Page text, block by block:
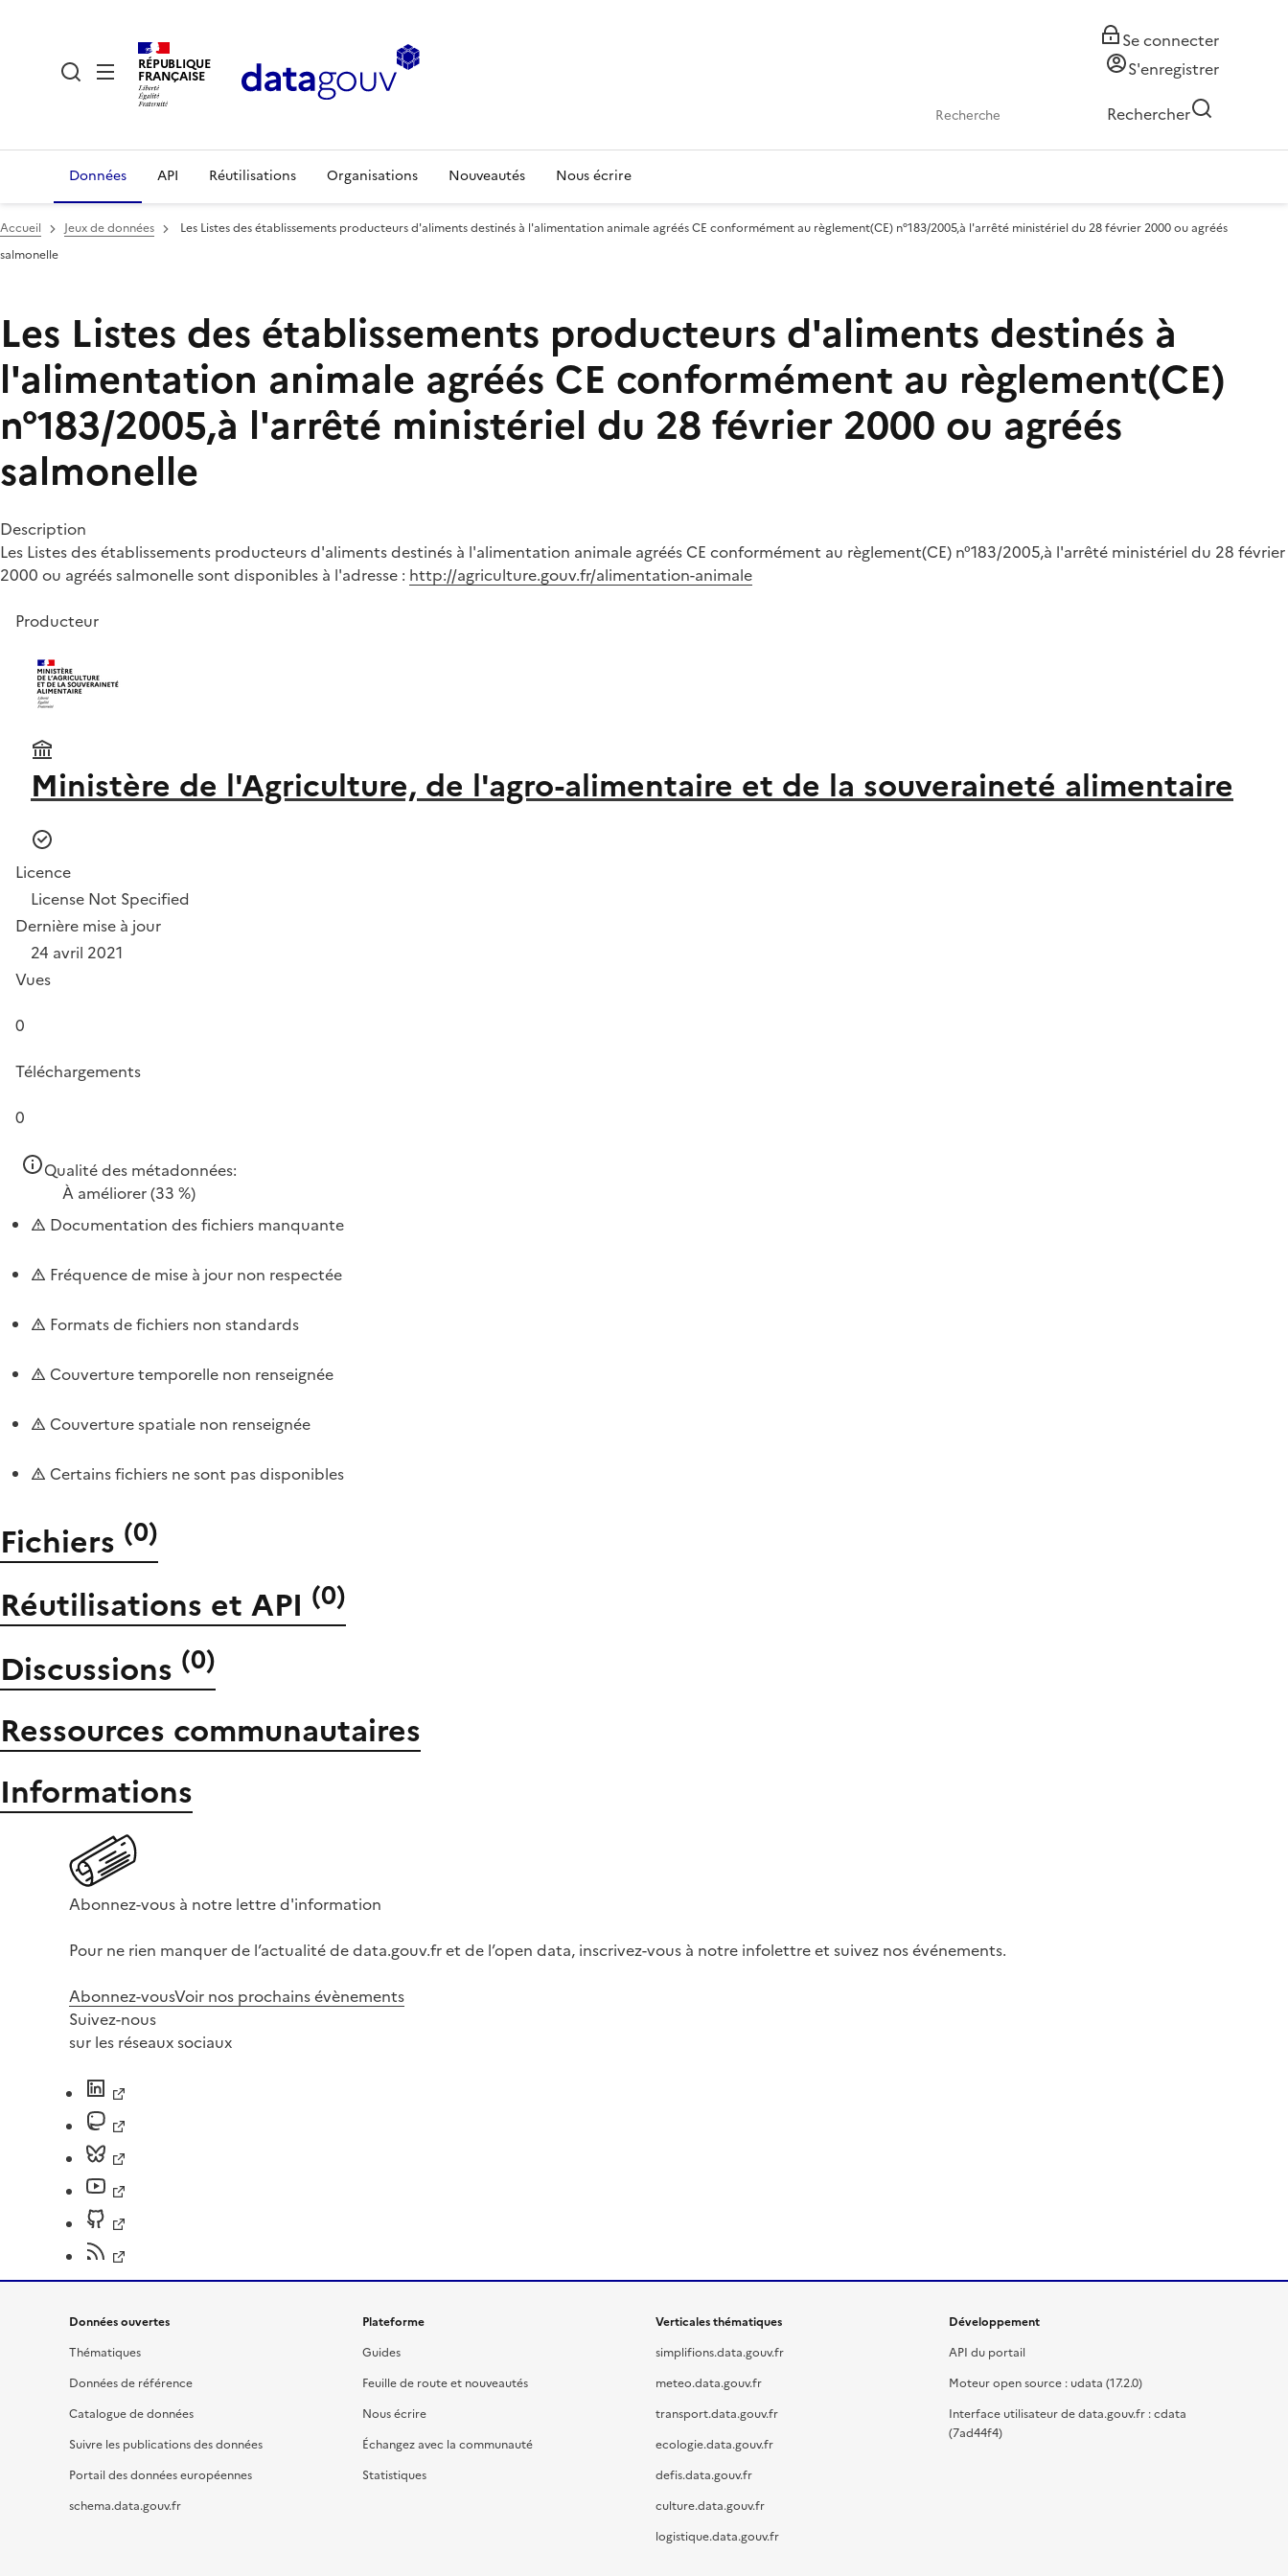
RÉPUBLIQUE
FRANÇAISE
Se connecter
S'enregistrer
Rechercher
Données API Réutilisations Organisations Nouveautés Nous écrire
Accueil Jeux de données
Les Listes des établissements producteurs d'aliments destinés à l'alimentation animale agréés CE conformément au règlement(CE) n°183/2005,à l'arrêté ministériel du 28 février 2000 ou agréés
salmonelle
Les Listes des établissements producteurs d'aliments destinés à
l'alimentation animale agréés CE conformément au règlement(CE)
n°183/2005,à l'arrêté ministériel du 28 février 2000 ou agréés
salmonelle
Description
Les Listes des établissements producteurs d'aliments destinés à l'alimentation animale agréés CE conformément au règlement(CE) n°183/2005,à l'arrêté ministériel du 28 février
2000 ou agréés salmonelle sont disponibles à l'adresse : http://agriculture.gouv.fr/alimentation-animale
Producteur
Ministère de l'Agriculture, de l'agro-alimentaire et de la souveraineté alimentaire
Licence
License Not Specified
Dernière mise à jour
24 avril 2021
Vues
0
Téléchargements
0
Qualité des métadonnées:
À améliorer(33 %)
Documentation des fichiers manquante
Fréquence de mise à jour non respectée
Formats de fichiers non standards
Couverture temporelle non renseignée
Couverture spatiale non renseignée
Certains fichiers ne sont pas disponibles
Fichiers (0)
Réutilisations et API (0)
Discussions (0)
Ressources communautaires
Informations
Abonnez-vous à notre lettre d'information
Pour ne rien manquer de l’actualité de data.gouv.fr et de l’open data, inscrivez-vous à notre infolettre et suivez nos événements.
Abonnez-vousVoir nos prochains évènements
Suivez-nous
sur les réseaux sociaux
Données ouvertes
Thématiques
Données de référence
Catalogue de données
Suivre les publications des données
Portail des données européennes
schema.data.gouv.fr
Plateforme
Guides
Feuille de route et nouveautés
Nous écrire
Échangez avec la communauté
Statistiques
Verticales thématiques
simplifions.data.gouv.fr
meteo.data.gouv.fr
transport.data.gouv.fr
ecologie.data.gouv.fr
defis.data.gouv.fr
culture.data.gouv.fr
logistique.data.gouv.fr
Développement
API du portail
Moteur open source : udata (17.2.0)
Interface utilisateur de data.gouv.fr : cdata
(7ad44f4)